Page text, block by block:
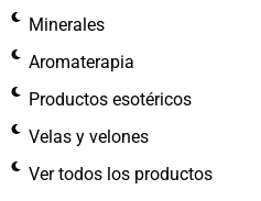
Minerales
Aromaterapia
Productos esotéricos
Velas y velones
Ver todos los productos